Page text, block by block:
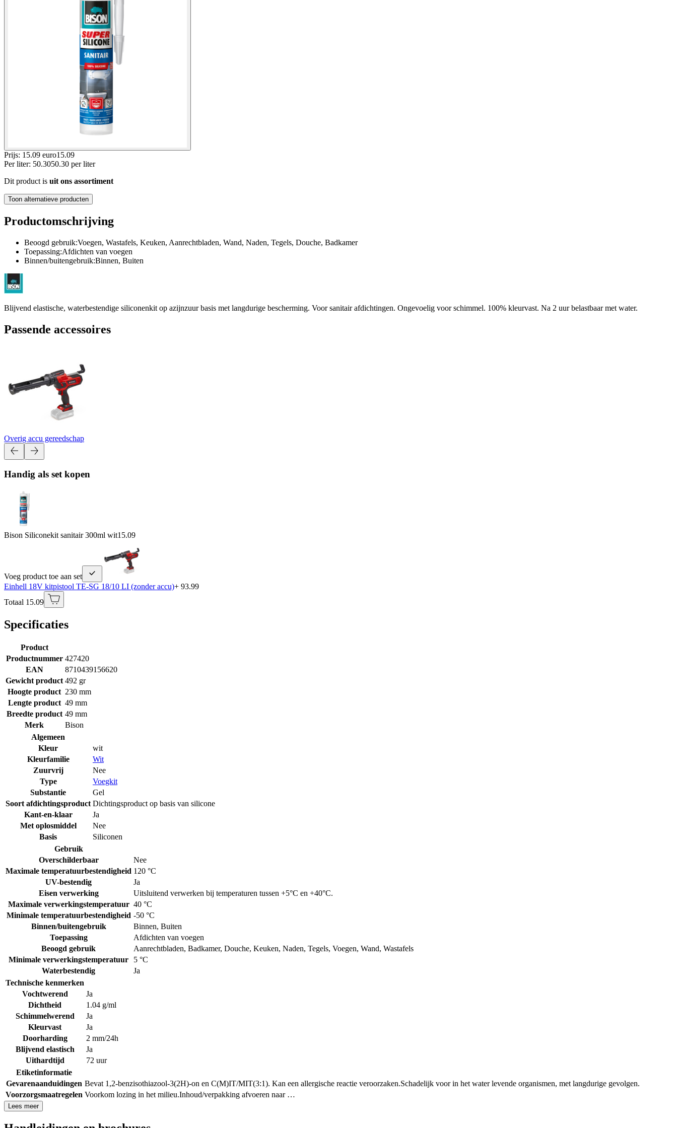
Prijs: 15.09 euro15.09
Per liter: 50.3050.30 per liter
Dit product is uit ons assortiment
Toon alternatieve producten
Productomschrijving
Beoogd gebruik:Voegen, Wastafels, Keuken, Aanrechtbladen, Wand, Naden, Tegels, Douche, Badkamer
Toepassing:Afdichten van voegen
Binnen/buitengebruik:Binnen, Buiten
Blijvend elastische, waterbestendige siliconenkit op azijnzuur basis met langdurige bescherming. Voor sanitair afdichtingen. Ongevoelig voor schimmel. 100% kleurvast. Na 2 uur belastbaar met water.
Passende accessoires
Overig accu gereedschap
Handig als set kopen
Bison Siliconekit sanitair 300ml wit15.09
Voeg product toe aan set
Einhell 18V kitpistool TE-SG 18/10 LI (zonder accu)+ 93.99
Totaal 15.09
Specificaties
Product
Productnummer 427420
EAN
8710439156620
Gewicht product 492 gr
Hoogte product 230 mm
Lengte product 49 mm
Breedte product 49 mm
Merk
Bison
Algemeen
Kleur
wit
Kleurfamilie
Wit
Zuurvrij
Nee
Type
Voegkit
Substantie
Gel
Soort afdichtingsproduct Dichtingsproduct op basis van silicone
Kant-en-klaar
Ja
Met oplosmiddel
Nee
Basis
Siliconen
Gebruik
Overschilderbaar
Nee
Maximale temperatuurbestendigheid 120 °C
UV-bestendig
Ja
Eisen verwerking
Uitsluitend verwerken bij temperaturen tussen +5°C en +40°C.
Maximale verwerkingstemperatuur 40 °C
Minimale temperatuurbestendigheid -50 °C
Binnen/buitengebruik
Binnen, Buiten
Toepassing
Afdichten van voegen
Beoogd gebruik
Aanrechtbladen, Badkamer, Douche, Keuken, Naden, Tegels, Voegen, Wand, Wastafels
Minimale verwerkingstemperatuur
5 °C
Waterbestendig
Ja
Technische kenmerken
Vochtwerend
Ja
Dichtheid
1.04 g/ml
Schimmelwerend
Ja
Kleurvast
Ja
Doorharding
2 mm/24h
Blijvend elastisch
Ja
Uithardtijd
72 uur
Etiketinformatie
Gevarenaanduidingen Bevat 1,2-benzisothiazool-3(2H)-on en C(M)IT/MIT(3:1). Kan een allergische reactie veroorzaken.Schadelijk voor in het water levende organismen, met langdurige gevolgen.
Voorzorgsmaatregelen Voorkom lozing in het milieu.Inhoud/verpakking afvoeren naar …
Lees meer